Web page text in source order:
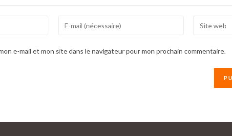
(optional)
e-mail et mon site dans le navigateur pour mon prochain commentaire.